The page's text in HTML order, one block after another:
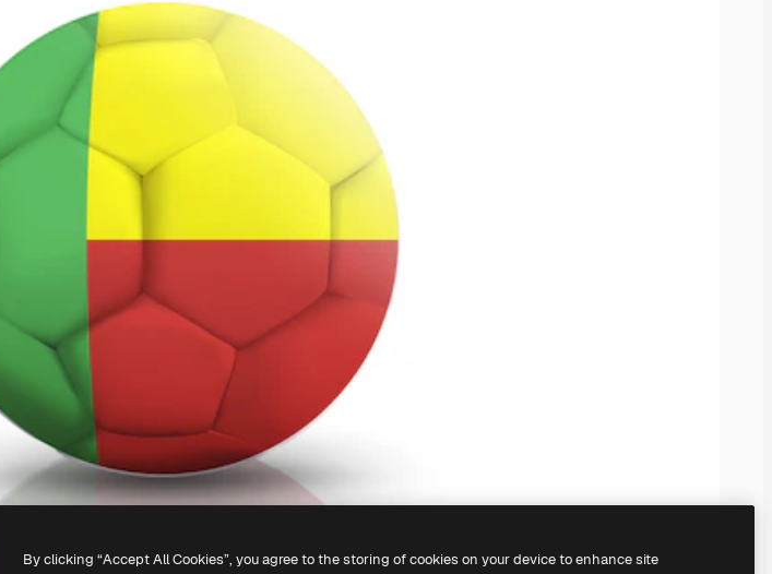
By clicking “Accept All Cookies”, you agree to the storing of cookies on your device to enhance site